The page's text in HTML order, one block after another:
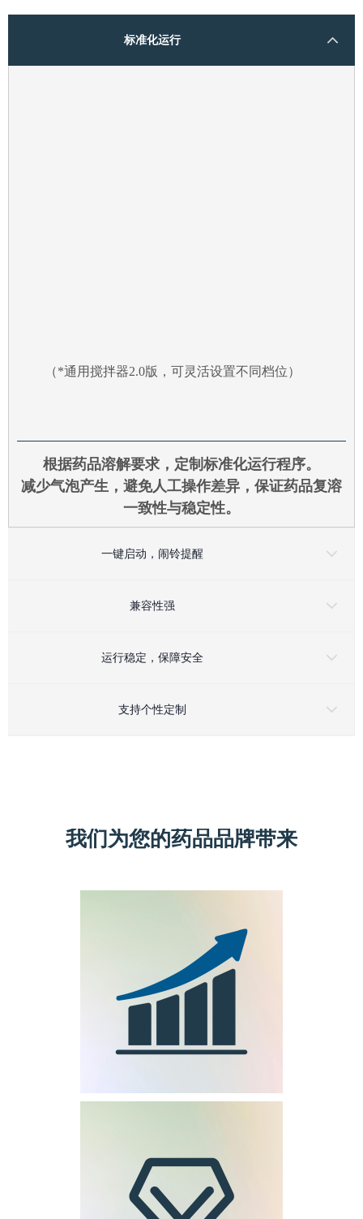
标准化运行
根据药品溶解要求，定制标准化运行程序。
减少气泡产生，避免人工操作差异，保证药品复溶
一致性与稳定性。
（*通用搅拌器2.0版，可灵活设置不同档位）
一键启动，闹铃提醒
兼容性强
运行稳定，保障安全
支持个性定制
我们为您的药品品牌带来